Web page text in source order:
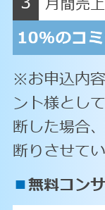
※お申込内
ント様とし
断した場合
断りさせて
■無料コン